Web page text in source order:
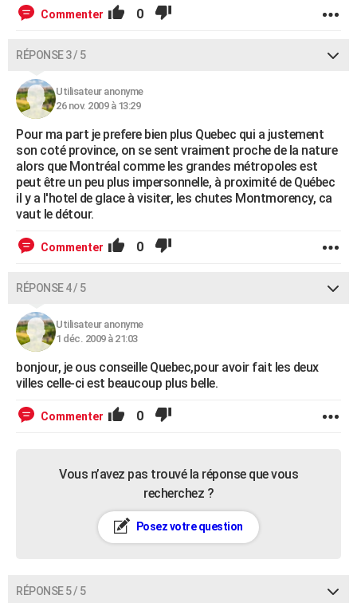
Commenter 0
RÉPONSE 3 / 5
Utilisateur anonyme
26 nov. 2009 à 13:29
Pour ma part je prefere bien plus Quebec qui a justement
son coté province, on se sent vraiment proche de la nature
alors que Montréal comme les grandes métropoles est
peut être un peu plus impersonnelle, à proximité de Québec
il y a l'hotel de glace à visiter, les chutes Montmorency, ca
vaut le détour.
Commenter 0
RÉPONSE 4 / 5
Utilisateur anonyme
1 déc. 2009 à 21:03
bonjour, je ous conseille Quebec,pour avoir fait les deux
villes celle-ci est beaucoup plus belle.
Commenter 0
Vous n’avez pas trouvé la réponse que vous
recherchez ?
Posez votre question
RÉPONSE 5 / 5